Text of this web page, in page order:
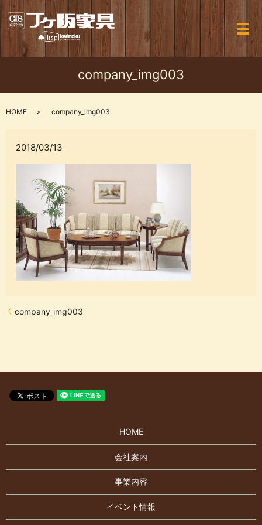
メ
company_img003
HOME company_img003
2018/03/13
company_img003
HOME
会社案内
事業内容
イベント情報